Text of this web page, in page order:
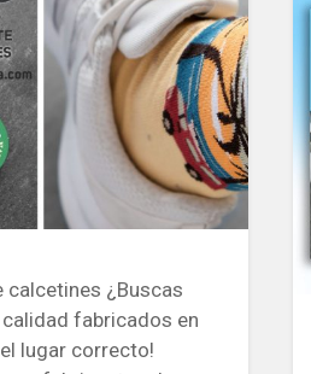
calcetines ¿Buscas
fabricados en
lugar correcto!